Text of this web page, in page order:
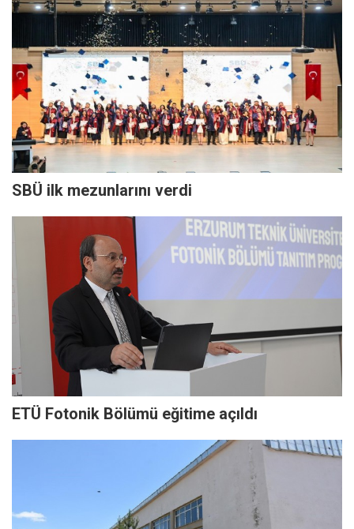
SBÜ ilk mezunlarını verdi
ETÜ Fotonik Bölümü eğitime açıldı